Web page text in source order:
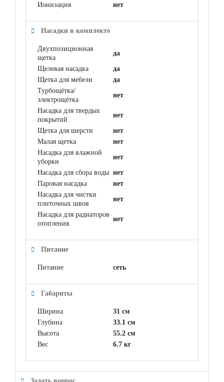
Ионизация
нет
Насадки в комплекте
Двухпозиционная
щетка
да
Щелевая насадка
да
Щетка для мебели
да
Турбощётка/
электрощётка
нет
Насадка для твердых
покрытий
нет
Щетка для шерсти
нет
Малая щетка
нет
Насадка для влажной
уборки
нет
Насадка для сбора воды нет
Паровая насадка
нет
Насадка для чистки
плиточных швов
нет
Насадка для радиаторов
отопления
нет
Питание
Питание сеть
Габариты
Ширина
31 см
Глубина
33.1 см
Высота
55.2 см
Вес
6.7 кг